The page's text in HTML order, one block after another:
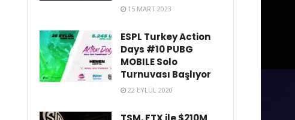
15 MART 2023
ESPL Turkey Action
Days #10 PUBG
MOBILE Solo
Turnuvası Başlıyor
22 EYLÜL 2020